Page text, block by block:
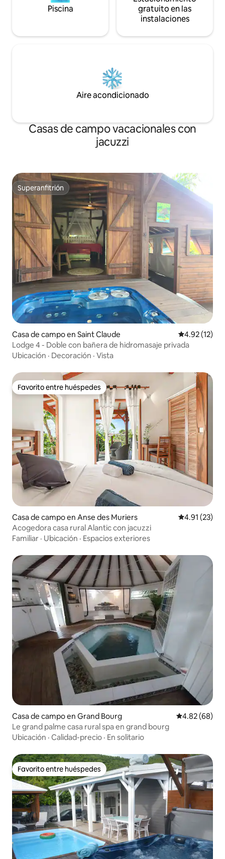
Piscina
gratuito en las
instalaciones
Aire acondicionado
Casas de campo vacacionales con
jacuzzi
Superanfitrión
Superanfitrión
Casa de campo en Saint Claude Calificación
4.92 (12)
Lodge 4 - Doble con bañera de hidromasaje privada
Ubicación · Decoración · Vista
Favorito entre huéspedes
Favorito entre huéspedes
Casa de campo en Anse des Muriers Calificación
4.91 (23)
Acogedora casa rural Alantic con jacuzzi
Familiar · Ubicación · Espacios exteriores
Casa de campo en Grand Bourg Calificación
4.82 (68)
Le grand palme casa rural spa en grand bourg
Ubicación · Calidad-precio · En solitario
Favorito entre huéspedes
Favorito entre huéspedes